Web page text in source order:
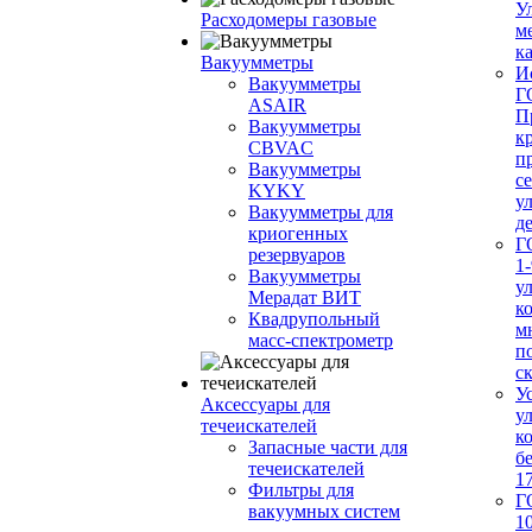
Расходомеры газовые
Вакуумметры
Вакуумметры
ASAIR
Вакуумметры
CBVAC
Вакуумметры
KYKY
Вакуумметры для
криогенных
резервуаров
Вакуумметры
Мерадат ВИТ
Квадрупольный
масс-спектрометр
Аксессуары для
течеискателей
Запасные части для
течеискателей
Фильтры для
вакуумных систем